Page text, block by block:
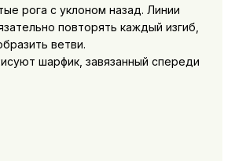
рога с уклоном назад. Линии
повторять каждый изгиб,
ветви.
шарфик, завязанный спереди